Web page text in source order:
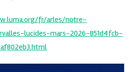
fr/arles/notre-
lucides-mars-2026-851d4fcb-